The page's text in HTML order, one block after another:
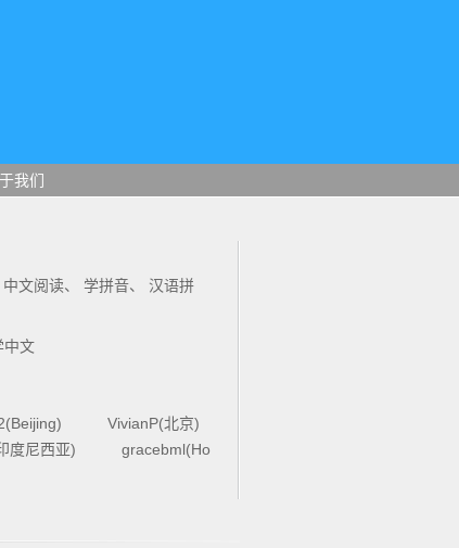
我们
中文阅读、 学拼音、 汉语拼
中文
VivianP(北京)
度尼西亚)
gracebml(Ho